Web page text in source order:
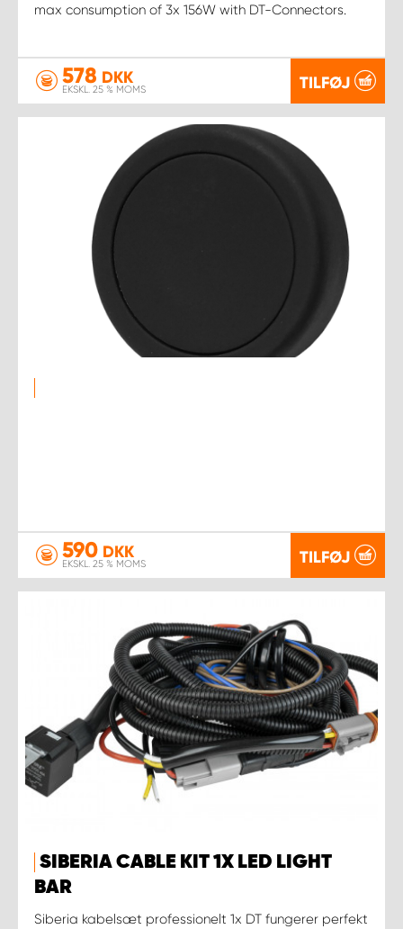
max consumption of 3x 156W with DT-Connectors.
578 DKK
EKSKL. 25 % MOMS TILFØJ
590 DKK
EKSKL. 25 % MOMS TILFØJ
SIBERIA CABLE KIT 1X LED LIGHT
BAR
Siberia kabelsæt professionelt 1x DT fungerer perfekt